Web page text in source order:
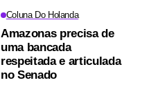
Coluna Do Holanda
Amazonas precisa de
uma bancada
respeitada e articulada
no Senado